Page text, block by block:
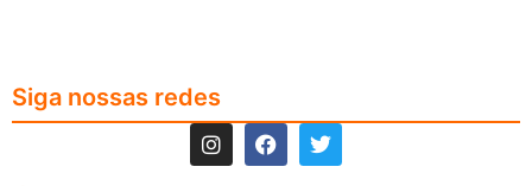
Siga nossas redes